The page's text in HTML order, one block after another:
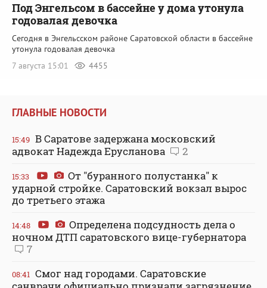
Под Энгельсом в бассейне у дома утонула
годовалая девочка
Сегодня в Энгельсском районе Саратовской области в бассейне
утонула годовалая девочка
7 августа 15:01
4455
ГЛАВНЫЕ НОВОСТИ
15:49 В Саратове задержана московский
адвокат Надежда Ерусланова
2
15:33
От "буранного полустанка" к
ударной стройке. Саратовский вокзал вырос
до третьего этажа
14:48
Определена подсудность дела о
ночном ДТП саратовского вице-губернатора
7
08:41 Смог над городами. Саратовские